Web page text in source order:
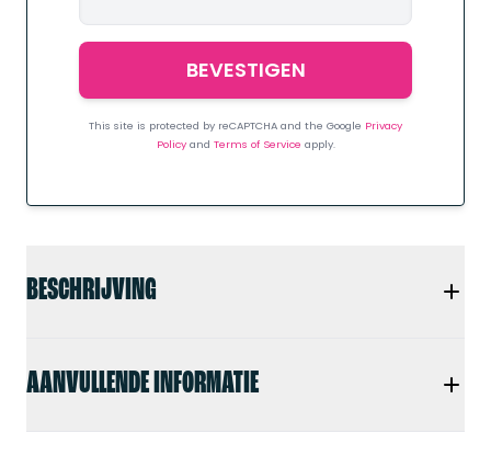
BESCHRIJVING
AANVULLENDE INFORMATIE
This site is protected by reCAPTCHA and the Google Privacy
Policy and Terms of Service apply.